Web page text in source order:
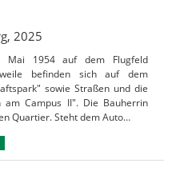
2025
1954 auf dem Flugfeld
befinden sich auf dem
sowie Straßen und die
am Campus II". Die Bauherrin
Quartier. Steht dem Auto…